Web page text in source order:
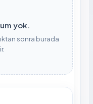
yok.
sonra burada